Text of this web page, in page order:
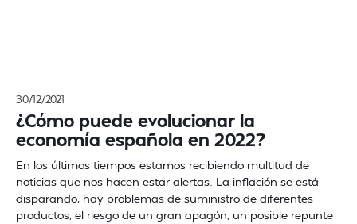
30/12/2021
¿Cómo puede evolucionar la
economía española en 2022?
En los últimos tiempos estamos recibiendo multitud de
noticias que nos hacen estar alertas. La inflación se está
disparando, hay problemas de suministro de diferentes
productos, el riesgo de un gran apagón, un posible repunte